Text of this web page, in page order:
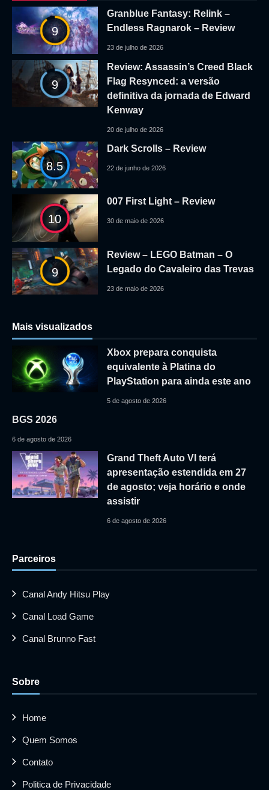
9
Granblue Fantasy: Relink –
Endless Ragnarok – Review
23 de julho de 2026
9
Review: Assassin’s Creed Black
Flag Resynced: a versão
definitiva da jornada de Edward
Kenway
20 de julho de 2026
8.5
Dark Scrolls – Review
22 de junho de 2026
10
007 First Light – Review
30 de maio de 2026
9
Review – LEGO Batman – O
Legado do Cavaleiro das Trevas
23 de maio de 2026
Mais visualizados
Xbox prepara conquista
equivalente à Platina do
PlayStation para ainda este ano
5 de agosto de 2026
BGS 2026
6 de agosto de 2026
Grand Theft Auto VI terá
apresentação estendida em 27
de agosto; veja horário e onde
assistir
6 de agosto de 2026
Parceiros
Canal Andy Hitsu Play
Canal Load Game
Canal Brunno Fast
Sobre
Home
Quem Somos
Contato
Politica de Privacidade